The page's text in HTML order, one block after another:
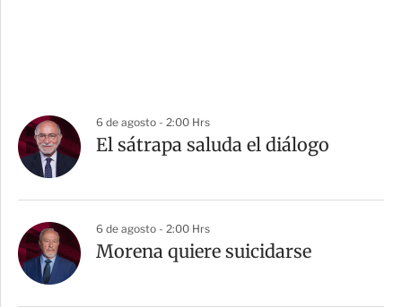
6 de agosto - 2:00 Hrs
El sátrapa saluda el diálogo
6 de agosto - 2:00 Hrs
Morena quiere suicidarse